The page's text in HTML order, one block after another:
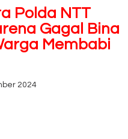
Polda NTT
Gagal Bina
Membabi
2024